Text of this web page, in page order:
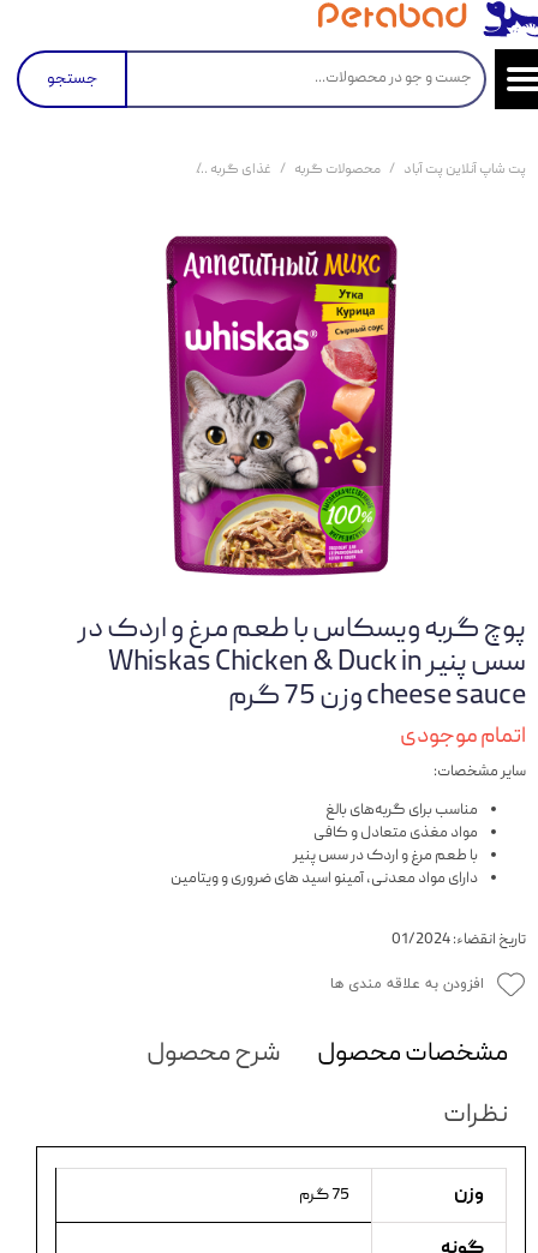
جستجو
پت شاپ آنلاین پت آباد محصولات گربه غذای گربه
پوچ گربه ویسکاس با طعم مرغ و اردک در
سس پنیر Whiskas Chicken & Duck in
cheese sauce وزن 75 گرم
اتمام موجودی
سایر مشخصات:
مناسب برای گربه‌های بالغ
مواد مغذی متعادل و کافی
با طعم مرغ و اردک در سس پنیر
دارای مواد معدنی، آمینو اسید های ضروری و ویتامین
تاریخ انقضاء: 01/2024
افزودن به علاقه مندی ها
مشخصات محصول
شرح محصول
نظرات
وزن 75 گرم